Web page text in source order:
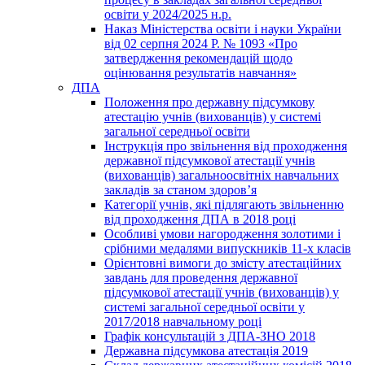
освіти у 2024/2025 н.р.
Наказ Міністерства освіти і науки України
від 02 серпня 2024 Р. № 1093 «Про
затвердження рекомендацій щодо
оцінювання результатів навчання»
ДПА
Положення про державну підсумкову
атестацію учнів (вихованців) у системі
загальної середньої освіти
Інструкція про звільнення від проходження
державної підсумкової атестації учнів
(вихованців) загальноосвітніх навчальних
закладів за станом здоров’я
Категорії учнів, які підлягають звільненню
від проходження ДПА в 2018 році
Особливі умови нагородження золотими і
срібними медалями випускників 11-х класів
Орієнтовні вимоги до змісту атестаційних
завдань для проведення державної
підсумкової атестації учнів (вихованців) у
системі загальної середньої освіти у
2017/2018 навчальному році
Графік консультацій з ДПА-ЗНО 2018
Державна підсумкова атестація 2019